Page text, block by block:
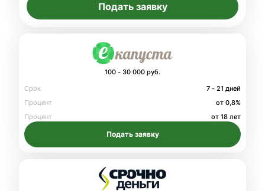
Подать заявку
100 - 30 000 руб.
Срок
7 - 21 дней
Процент
от 0,8%
Процент
от 18 лет
Подать заявку